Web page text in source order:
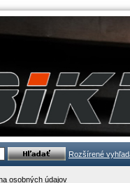
Rozšírené
osobných údajov